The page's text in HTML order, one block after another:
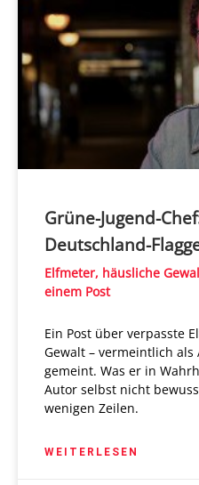
Grüne-Jugend-
Deutschland-
Elfmeter, häusliche
einem Post
Ein Post über verpasste
Gewalt – vermeintlich als
gemeint. Was er in
Autor selbst nicht
wenigen Zeilen.
WEITERLESEN